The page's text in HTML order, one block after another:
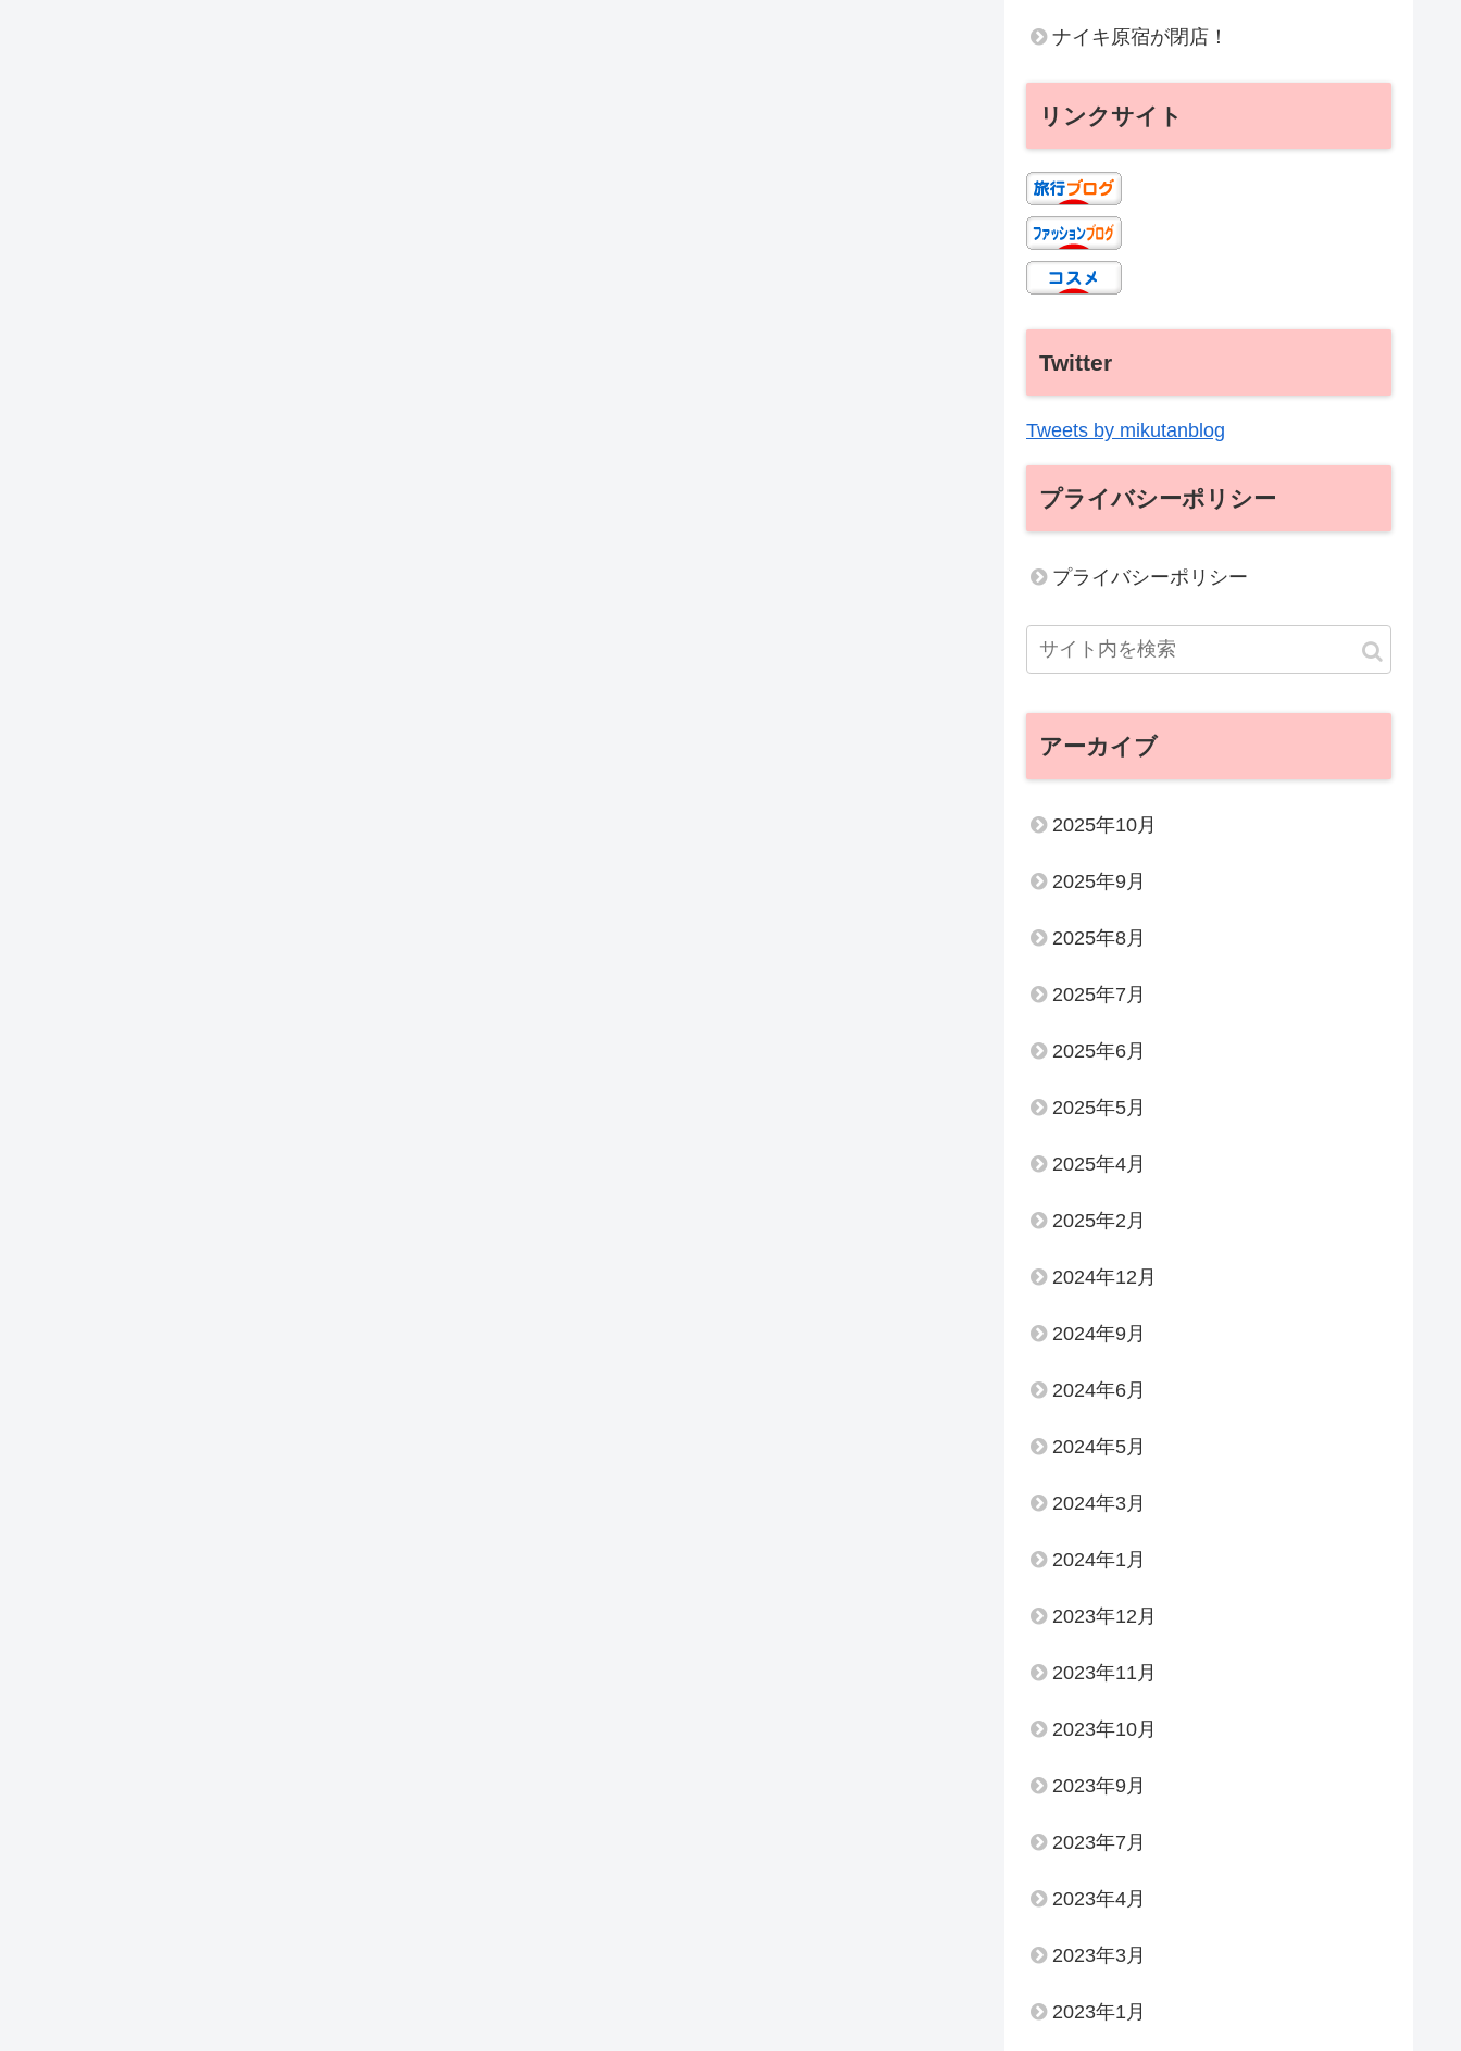
ナイキ原宿が閉店！
リンクサイト
Twitter
Tweets by mikutanblog
プライバシーポリシー
プライバシーポリシー
アーカイブ
2025年10月
2025年9月
2025年8月
2025年7月
2025年6月
2025年5月
2025年4月
2025年2月
2024年12月
2024年9月
2024年6月
2024年5月
2024年3月
2024年1月
2023年12月
2023年11月
2023年10月
2023年9月
2023年7月
2023年4月
2023年3月
2023年1月